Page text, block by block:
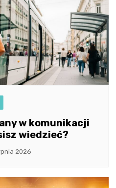
w komunikacji
wiedzieć?
2026